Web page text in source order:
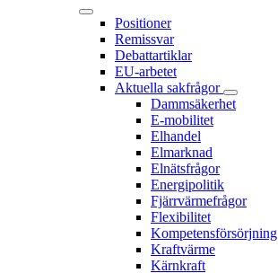
Positioner
Remissvar
Debattartiklar
EU-arbetet
Aktuella sakfrågor
Dammsäkerhet
E-mobilitet
Elhandel
Elmarknad
Elnätsfrågor
Energipolitik
Fjärrvärmefrågor
Flexibilitet
Kompetensförsörjning
Kraftvärme
Kärnkraft